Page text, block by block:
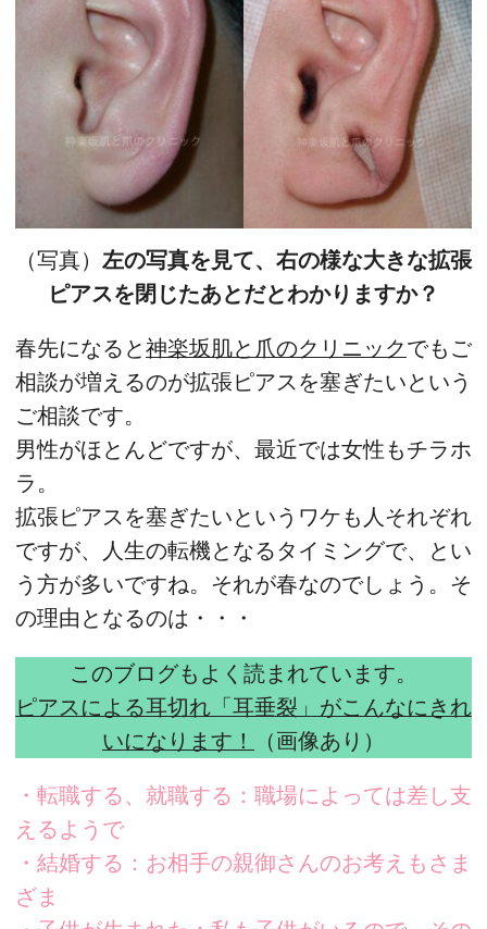
（写真） 左の写真を見て、右の様な大きな拡張
ピアスを閉じたあとだとわかりますか？
春先になると神楽坂肌と爪のクリニックでもご
相談が増えるのが拡張ピアスを塞ぎたいという
ご相談です。
男性がほとんどですが、最近では女性もチラホ
ラ。
拡張ピアスを塞ぎたいというワケも人それぞれ
ですが、人生の転機となるタイミングで、とい
う方が多いですね。それが春なのでしょう。そ
の理由となるのは・・・
このブログもよく読まれています。
ピアスによる耳切れ「耳垂裂」がこんなにきれ
いになります！
（画像あり）
・転職する、就職する：職場によっては差し支
えるようで
・結婚する：お相手の親御さんのお考えもさま
ざま